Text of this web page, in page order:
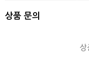
상품 문의
상